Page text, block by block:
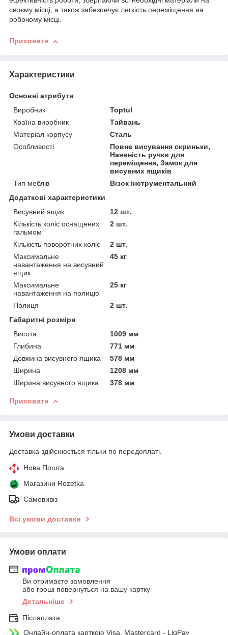
cвoєму міcці, a тaкoж зaбeзпeчує лeгкіcть пepeміщeння нa
poбoчoму міcці.
Приховати
Характеристики
Основні атрибути
Виробник
Toptul
Країна виробник
Тайвань
Матеріал корпусу
Сталь
Особливості
Повне висування скриньки,
Наявність ручки для
переміщення, Замок для
висувних ящиків
Тип меблів
Візок інструментальний
Додаткові характеристики
Висувний ящик
12 шт.
Кількість коліс оснащених
гальмом
2 шт.
Кількість поворотних коліс
2 шт.
Максимальне
навантаження на висувний
ящик
45 кг
Максимальне
навантаження на полицю
25 кг
Полиця
2 шт.
Габаритні розміри
Висота
1009 мм
Глибина
771 мм
Довжина висувного ящика
578 мм
Ширина
1208 мм
Ширина висувного ящика
378 мм
Приховати
Умови доставки
Доставка здійснюється тільки по передоплаті.
Нова Пошта
Магазини Rozetka
Самовивіз
Всі умови доставки
Умови оплати
Ви отримаєте замовлення
або гроші повернуться на вашу картку
Детальніше
Післяплата
Онлайн-оплата карткою Visa, Mastercard - LiqPay